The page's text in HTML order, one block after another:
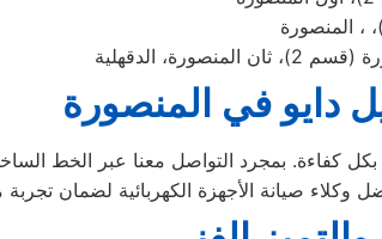
الدقهلية
دايو في المنصورة